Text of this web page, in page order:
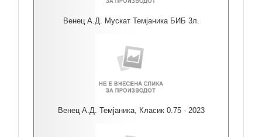
Венец А.Д. Мускат Темјаника БИБ 3л.
Венец А.Д. Темјаника, Класик 0.75 - 2023